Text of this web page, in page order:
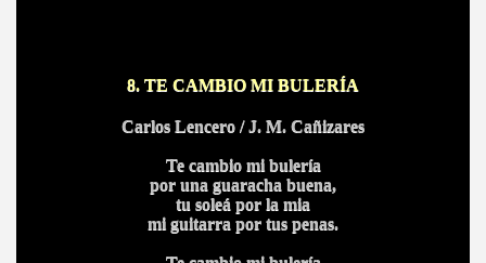
8. TE CAMBIO MI BULERÍA
Carlos Lencero / J. M. Cañizares
Te cambio mi bulería
por una guaracha buena,
tu soleá por la mia
mi guitarra por tus penas.